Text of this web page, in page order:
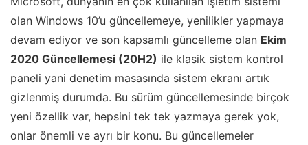
olan Windows 10’u güncellemeye, yenilikler yapmaya
devam ediyor ve son kapsamlı güncelleme olan Ekim
2020 Güncellemesi (20H2) ile klasik sistem kontrol
paneli yani denetim masasında sistem ekranı artık
gizlenmiş durumda. Bu sürüm güncellemesinde birçok
yeni özellik var, hepsini tek tek yazmaya gerek yok,
onlar önemli ve ayrı bir konu. Bu güncellemeler